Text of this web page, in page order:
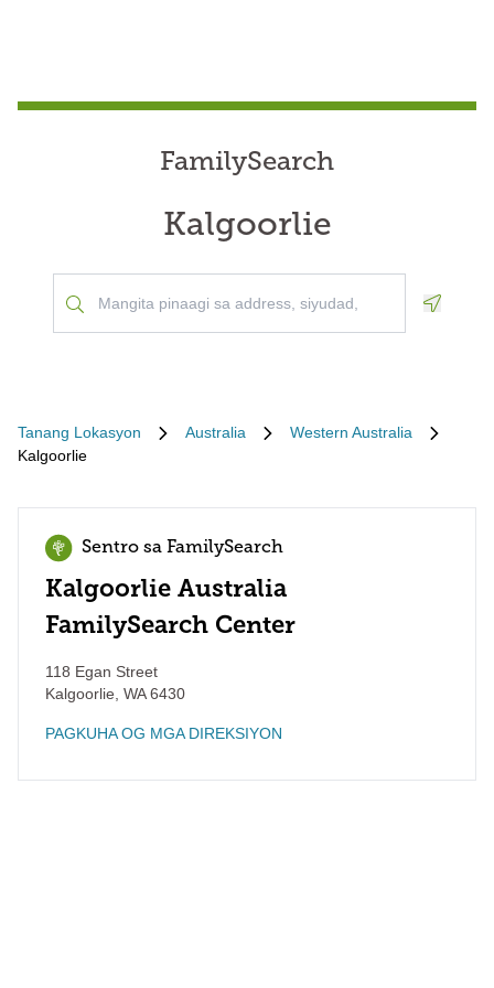
FamilySearch
Kalgoorlie
Tanang Lokasyon Australia
Western Australia
Kalgoorlie
Sentro sa FamilySearch
Kalgoorlie Australia
FamilySearch Center
118 Egan Street
Kalgoorlie WA6430
PAGKUHA OG MGA DIREKSIYON